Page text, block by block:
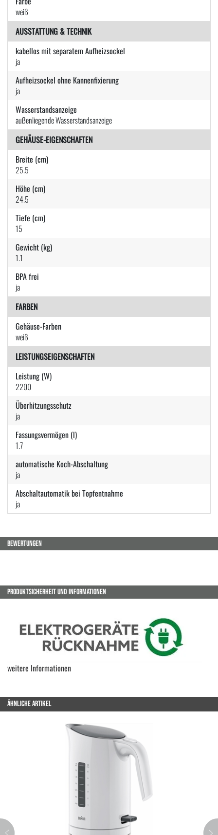
weiß
AUSSTATTUNG & TECHNIK
kabellos mit separatem Aufheizsockel
ja
Aufheizsockel ohne Kannenfixierung
ja
Wasserstandsanzeige
außenliegende Wasserstandsanzeige
GEHÄUSE-EIGENSCHAFTEN
Breite (cm)
25.5
Höhe (cm)
24.5
Tiefe (cm)
15
Gewicht (kg)
1.1
BPA frei
ja
FARBEN
Gehäuse-Farben
weiß
LEISTUNGSEIGENSCHAFTEN
Leistung (W)
2200
Überhitzungsschutz
ja
Fassungsvermögen (l)
1.7
automatische Koch-Abschaltung
ja
Abschaltautomatik bei Topfentnahme
ja
BEWERTUNGEN
PRODUKTSICHERHEIT UND INFORMATIONEN
weitere Informationen
ÄHNLICHE ARTIKEL